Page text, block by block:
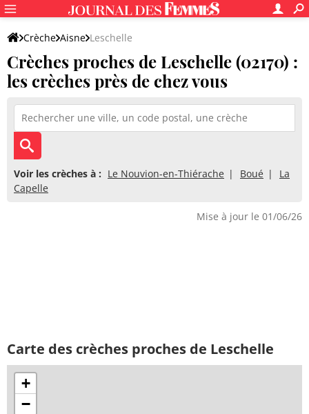
Crèche Aisne Leschelle
Crèches proches de Leschelle (02170) :
les crèches près de chez vous
Voir les crèches à : Le Nouvion-en-Thiérache Boué
La
Capelle
Mise à jour le 01/06/26
Carte des crèches proches de Leschelle
+
−